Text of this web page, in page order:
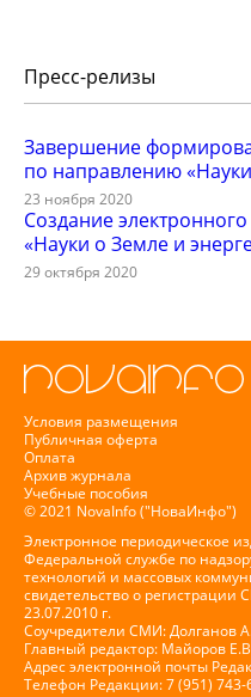
Пресс-релизы
Завершение
по направлению
23 ноября 2020
Создание
«Науки о Земле и
29 октября 2020
Условия размещения
Публичная оферта
Оплата
Архив журнала
Учебные пособия
© 2021 NovaInfo ("НоваИнфо")
Электронное периодическое
Федеральной службе по
технологий и массовых
свидетельство о
23.07.2010 г.
Соучредители СМИ: Долганов
Главный редактор: Майоров Е.В
Адрес электронной почты
Телефон Редакции: 7 (951) 743-